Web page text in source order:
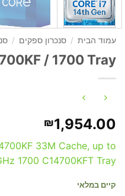
עמוד הבית / סנכרון ספקים /
/ 1700 Tray
₪1,954.00
33M Cache, up to
1700 C14700KFT Tray
קיים במלאי